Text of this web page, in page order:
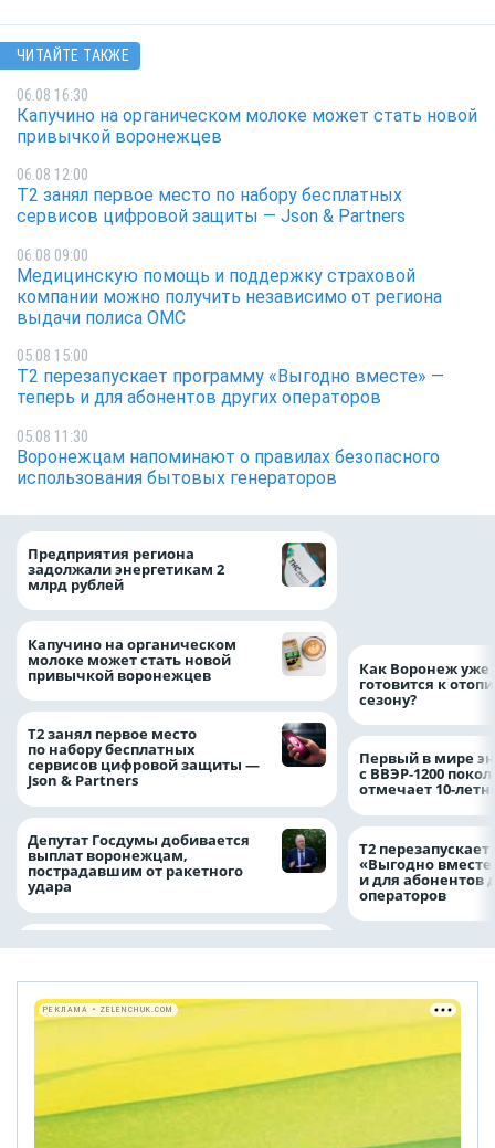
ЧИТАЙТЕ ТАКЖЕ
06.08 16:30
Капучино на органическом молоке может стать новой
привычкой воронежцев
06.08 12:00
Т2 занял первое место по набору бесплатных
сервисов цифровой защиты — Json & Partners
06.08 09:00
Медицинскую помощь и поддержку страховой
компании можно получить независимо от региона
выдачи полиса ОМС
05.08 15:00
Т2 перезапускает программу «Выгодно вместе» —
теперь и для абонентов других операторов
05.08 11:30
Воронежцам напоминают о правилах безопасного
использования бытовых генераторов
Предприятия региона
задолжали энергетикам 2
млрд рублей
Капучино на органическом
молоке может стать новой
привычкой воронежцев
Т2 занял первое место
по набору бесплатных
сервисов цифровой защиты —
Json & Partners
Депутат Госдумы добивается
выплат воронежцам,
пострадавшим от ракетного
удара
Как Воронеж уже
готовится к
сезону?
Первый в мире
с ВВЭР-1200
отмечает 10-
Т2
«Выгодно
и для абонентов
операторов
РЕКЛАМА • ZELENCHUK.COM